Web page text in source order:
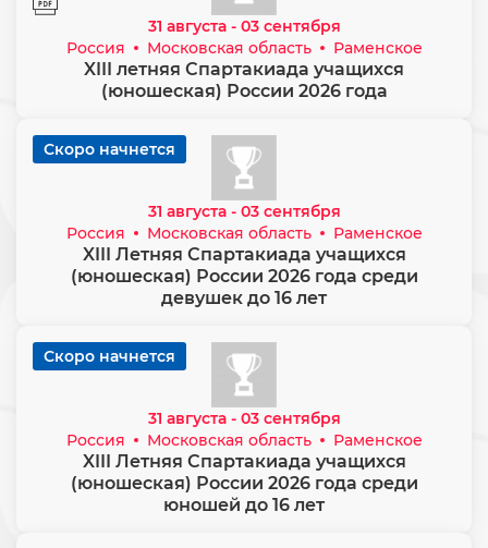
31 августа - 03 сентября
Россия Московская область Раменское
XIII летняя Спартакиада учащихся
(юношеская) России 2026 года
31 августа - 03 сентября
Скоро начнется
Россия Московская область Раменское
XIII Летняя Спартакиада учащихся
(юношеская) России 2026 года среди
девушек до 16 лет
31 августа - 03 сентября
Скоро начнется
Россия Московская область Раменское
XIII Летняя Спартакиада учащихся
(юношеская) России 2026 года среди
юношей до 16 лет